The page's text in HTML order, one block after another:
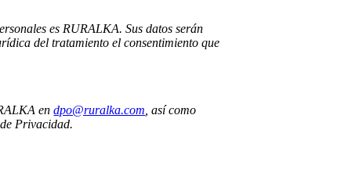
es RURALKA. Sus datos serán
del tratamiento el consentimiento que
endpo@ruralka.com , así como
Privacidad.